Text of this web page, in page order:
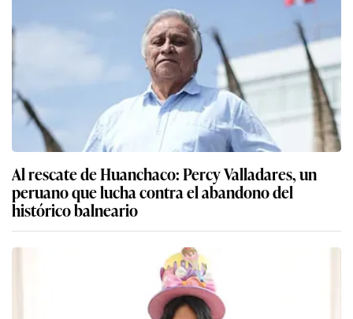
Al rescate de Huanchaco: Percy Valladares, un
peruano que lucha contra el abandono del
histórico balneario